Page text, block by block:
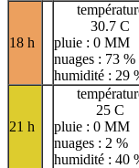
18 h
30.7 C
pluie : 0 MM
nuages : 73 %
humidité : 29
21 h
25 C
pluie : 0 MM
nuages : 2 %
humidité : 40